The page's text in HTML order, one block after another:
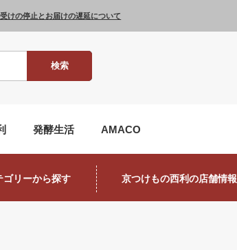
けの停止とお届けの遅延について
検索
発酵生活 AMACO
ゴリーから探す 京つけもの西利の店舗情報